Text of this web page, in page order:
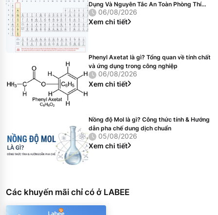
Dụng Và Nguyên Tắc An Toàn Phòng Thí
Nghiệm06/08/2026
Xem chi tiết
Phenyl Axetat là gì? Tổng quan về tính chất
và ứng dụng trong công nghiệp
06/08/2026
Xem chi tiết
Nồng độ Mol là gì? Công thức tính & Hướng
dẫn pha chế dung dịch chuẩn
05/08/2026
Xem chi tiết
Các khuyến mãi chỉ có ở LABEE